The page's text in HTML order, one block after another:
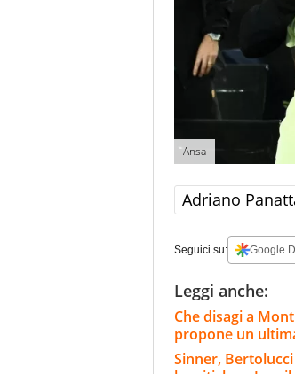
Ansa
Adriano
Seguici su: Google
Leggi anche:
Che disagi a
propone un
Sinner,